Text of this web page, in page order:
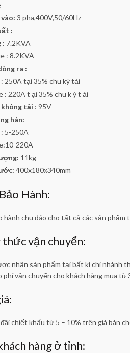
3 pha,400V,50/60Hz
:
: 7.2KVA
: 8.2KVA
ra :
250A tại 35% chu kỳ tải
: 220A t ại 35% chu k ỳ t ải
tải : 95V
hàn:
5-250A
220A
11kg
400x180x340mm
Hành:
hành chu đáo cho tất cả các sản
vận chuyển:
nhận sản phẩm tại bất kì chi nhánh
phí vận chuyển cho khách hàng mua
chiết khấu từ 5 – 10% trên giá bán
hàng ở tỉnh: